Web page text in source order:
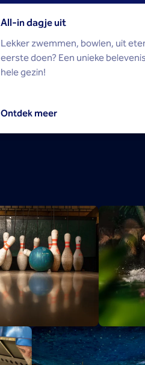
All-in dagje uit
Lekker zwemmen, bowlen, uit
eerste doen? Een unieke
hele gezin!
Ontdek meer